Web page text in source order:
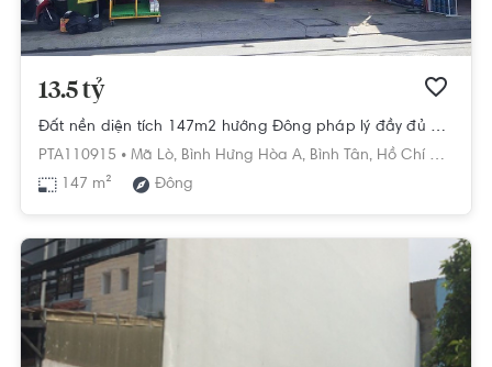
13.5 tỷ
Đất nền diện tích 147m2 hướng Đông pháp lý đầy đủ minh bạch
PTA110915 • Mã Lò, Bình Hưng Hòa A, Bình Tân, Hồ Chí Minh
147 m²
Đông